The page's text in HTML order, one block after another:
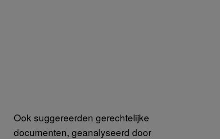
Ook suggereerden gerechtelijke
documenten, geanalyseerd door